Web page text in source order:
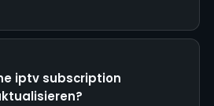
iptv subscription